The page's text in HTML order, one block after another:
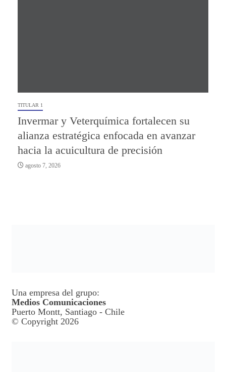
TITULAR 1
Invermar y Veterquímica fortalecen su
alianza estratégica enfocada en avanzar
hacia la acuicultura de precisión
agosto 7, 2026
Una empresa del grupo:
Medios Comunicaciones
Puerto Montt, Santiago - Chile
© Copyright 2026